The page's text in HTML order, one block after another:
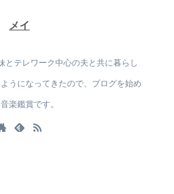
メイ
とテレワーク中心の夫と共に暮らし
うになってきたので、ブログを始め
楽鑑賞です。